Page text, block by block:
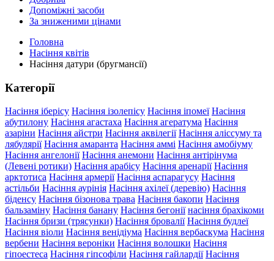
Допоміжні засоби
За зниженими цінами
Головна
Насіння квітів
Насіння датури (бругмансії)
Категорії
Насіння іберісу Насіння ізолепісу Насіння іпомеї Насіння
абутилону Насіння агастаха Насіння агератума Насіння
азаріни Насіння айстри Насіння аквілегії Насіння аліссуму та
лябулярії Насіння амаранта Насіння аммі Насіння амобіуму
Насіння ангелонії Насіння анемони Насіння антірінума
(Левені ротики) Насіння арабісу Насіння аренарії Насіння
арктотиса Насіння армерії Насіння аспарагусу Насіння
астільби Насіння аурінія Насіння ахілеї (деревію) Насіння
біденсу Насіння бізонова трава Насіння бакопи Насіння
бальзаміну Насіння банану Насіння бегонії насіння брахікоми
Насіння бризи (трясунки) Насіння бровалії Насіння будлеї
Насіння віоли Насіння венідіума Насіння вербаскума Насіння
вербени Насіння вероніки Насіння волошки Насіння
гіпоестеса Насіння гіпсофіли Насіння гайлардії Насіння